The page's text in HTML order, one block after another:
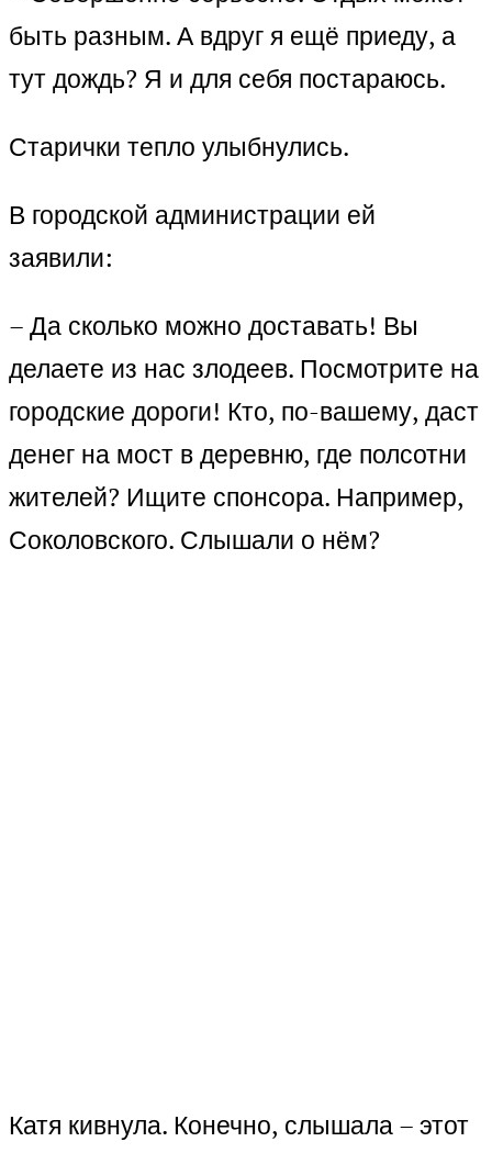
быть разным. А вдруг я ещё приеду, а
тут дождь? Я и для себя постараюсь.
Старички тепло улыбнулись.
В городской администрации ей
заявили:
– Да сколько можно доставать! Вы
делаете из нас злодеев. Посмотрите на
городские дороги! Кто, по-вашему, даст
денег на мост в деревню, где полсотни
жителей? Ищите спонсора. Например,
Соколовского. Слышали о нём?
Катя кивнула. Конечно, слышала – этот